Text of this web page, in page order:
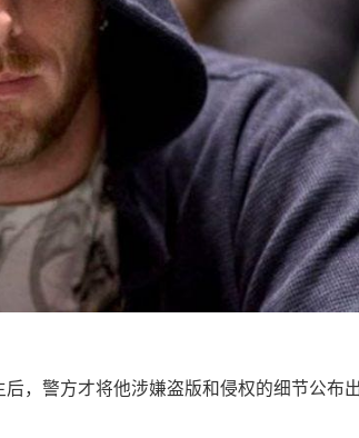
，警方才将他涉嫌盗版和侵权的细节公布